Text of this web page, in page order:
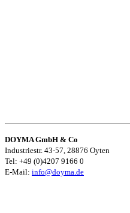
DOYMA GmbH & Co
Industriestr. 43-57, 28876 Oyten
Tel: +49 (0)4207 9166 0
E-Mail: info@doyma.de